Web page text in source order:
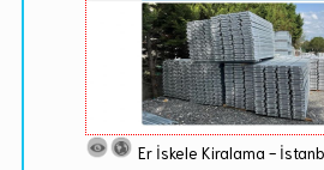
Er İskele Kiralama -